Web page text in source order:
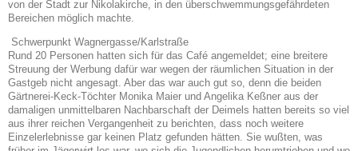
von der Stadt zur Nikolakirche, in den überschwemmungsgefährdeten
Bereichen möglich machte.
Schwerpunkt Wagnergasse/Karlstraße
Rund 20 Personen hatten sich für das Café angemeldet; eine breitere
Streuung der Werbung dafür war wegen der räumlichen Situation in der
Gastgeb nicht angesagt. Aber das war auch gut so, denn die beiden
Gärtnerei-Keck-Töchter Monika Maier und Angelika Keßner aus der
damaligen unmittelbaren Nachbarschaft der Deimels hatten bereits so viel
aus ihrer reichen Vergangenheit zu berichten, dass noch weitere
Einzelerlebnisse gar keinen Platz gefunden hätten. Sie wußten, was